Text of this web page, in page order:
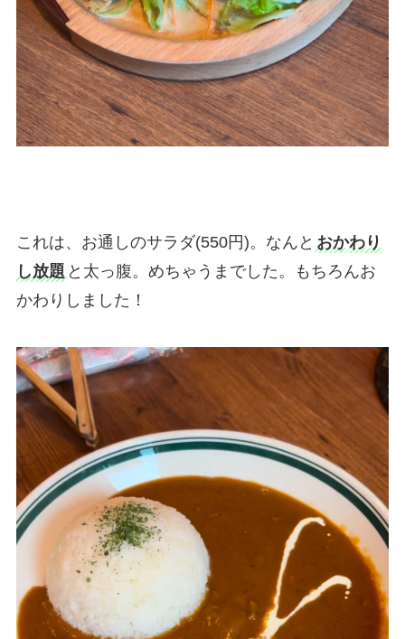
これは、お通しのサラダ(550円)。なんと おかわり
し放題 と太っ腹。めちゃうまでした。もちろんお
かわりしました！